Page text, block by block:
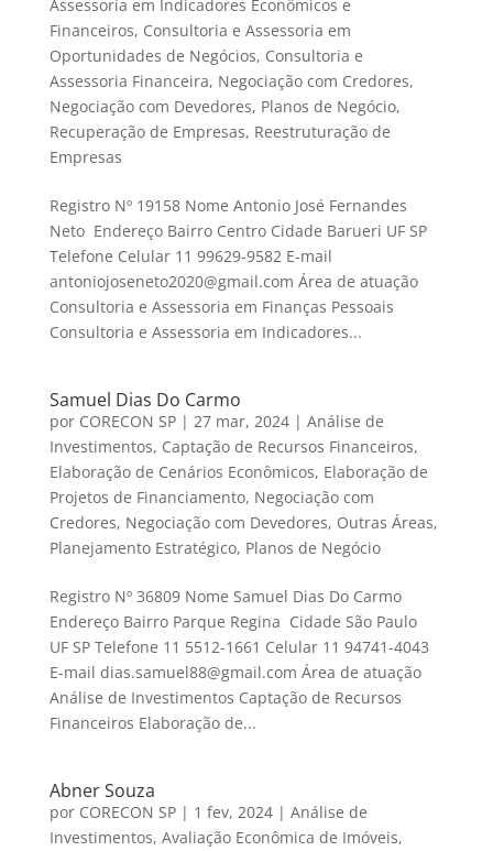
Assessoria em Indicadores Econômicos e
Financeiros, Consultoria e Assessoria em
Oportunidades de Negócios, Consultoria e
Assessoria Financeira, Negociação com Credores,
Negociação com Devedores, Planos de Negócio,
Recuperação de Empresas, Reestruturação de
Empresas
Registro Nº 19158 Nome Antonio José Fernandes
Neto Endereço Bairro Centro Cidade Barueri UF SP
Telefone Celular 11 99629-9582 E-mail
antoniojoseneto2020@gmail.com Área de atuação
Consultoria e Assessoria em Finanças Pessoais
Consultoria e Assessoria em Indicadores...
Samuel Dias Do Carmo
por CORECON SP| 27 mar, 2024| Análise de
Investimentos, Captação de Recursos Financeiros,
Elaboração de Cenários Econômicos, Elaboração de
Projetos de Financiamento, Negociação com
Credores, Negociação com Devedores, Outras Áreas,
Planejamento Estratégico, Planos de Negócio
Registro Nº 36809 Nome Samuel Dias Do Carmo
Endereço Bairro Parque Regina Cidade São Paulo
UF SP Telefone 11 5512-1661 Celular 11 94741-4043
E-mail dias.samuel88@gmail.com Área de atuação
Análise de Investimentos Captação de Recursos
Financeiros Elaboração de...
Abner Souza
por CORECON SP| 1 fev, 2024| Análise de
Investimentos, Avaliação Econômica de Imóveis,